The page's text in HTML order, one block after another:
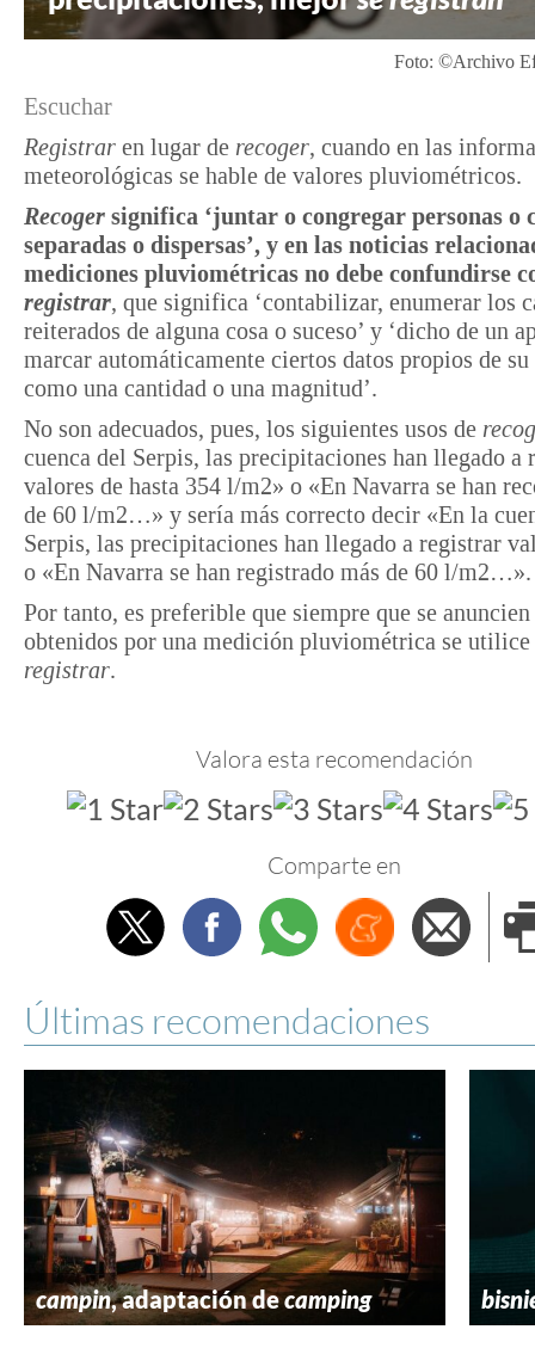
Foto: ©Archivo
Escuchar
Registrar en lugar de recoger, cuando en las
meteorológicas se hable de valores pluviométricos.
Recoger significa ‘juntar o congregar personas o
separadas o dispersas’, y en las noticias
mediciones pluviométricas no debe confundirse
registrar, que significa ‘contabilizar, enumerar los
reiterados de alguna cosa o suceso’ y ‘dicho de un
marcar automáticamente ciertos datos propios de
como una cantidad o una magnitud’.
No son adecuados, pues, los siguientes usos de
cuenca del Serpis, las precipitaciones han llegado a
valores de hasta 354 l/m2» o «En Navarra se han
de 60 l/m2…» y sería más correcto decir «En la
Serpis, las precipitaciones han llegado a registrar
o «En Navarra se han registrado más de 60 l/m2…».
Por tanto, es preferible que siempre que se
obtenidos por una medición pluviométrica se
registrar.
Valora esta recomendación
Comparte en
TwitterFacebookWhatsappMenéame
Últimas recomendaciones
campin, adaptación decamping